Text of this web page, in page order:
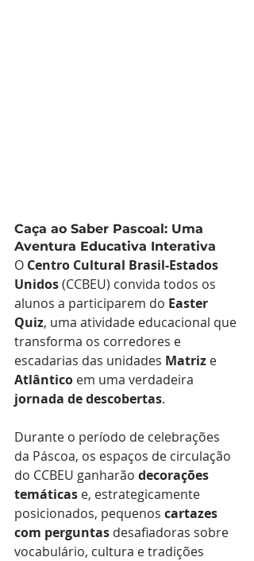
Caça ao Saber Pascoal: Uma
Aventura Educativa Interativa
O Centro Cultural Brasil-Estados
Unidos (CCBEU) convida todos os
alunos a participarem do Easter
Quiz, uma atividade educacional que
transforma os corredores e
escadarias das unidades Matriz e
Atlântico em uma verdadeira
jornada de descobertas.
Durante o período de celebrações
da Páscoa, os espaços de circulação
do CCBEU ganharão decorações
temáticas e, estrategicamente
posicionados, pequenos cartazes
com perguntas desafiadoras sobre
vocabulário, cultura e tradições